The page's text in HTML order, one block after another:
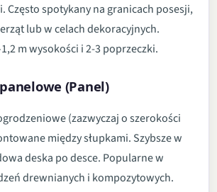
Często spotykany na granicach posesji,
lub w celach dekoracyjnych.
m wysokości i 2-3 poprzeczki.
(Panel)
(zazwyczaj o szerokości
między słupkami. Szybsze w
deska po desce. Popularne w
drewnianych i kompozytowych.